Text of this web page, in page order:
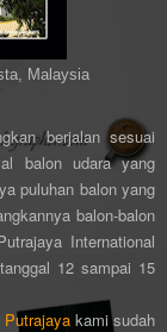
Malaysia
berjalan sesuai
balon udara yang
puluhan balon yang
balon-balon
International
12 sampai 15
Putrajaya kami sudah